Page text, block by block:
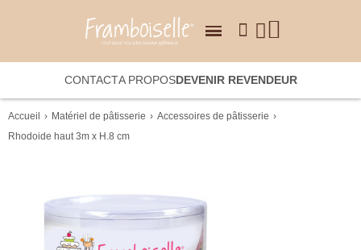
CONTACTA PROPOSDEVENIR REVENDEUR
Accueil Matériel de pâtisserie
Accessoires de pâtisserie
Rhodoide haut 3m x H.8 cm